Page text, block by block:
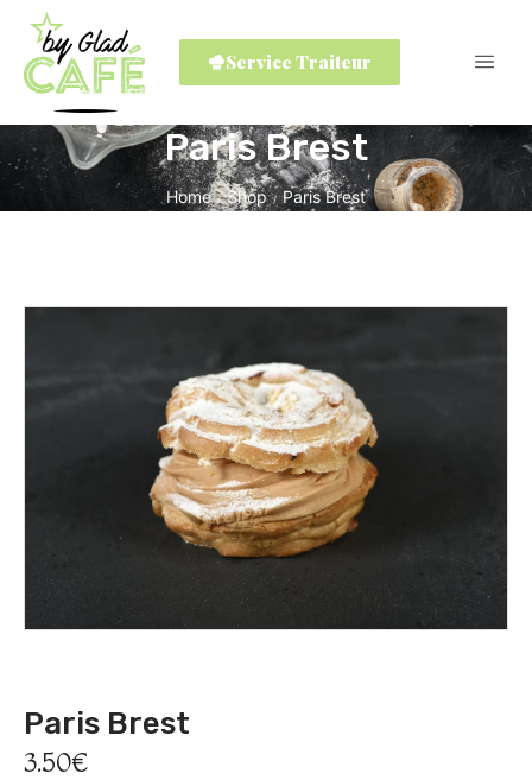
Service Traiteur
Paris Brest
Home / Shop / Paris Brest
Paris Brest
3.50€